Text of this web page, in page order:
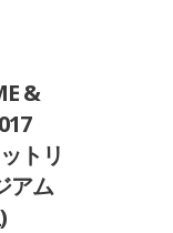
&
トリ
アム